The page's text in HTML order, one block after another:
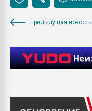
предыдущая новость